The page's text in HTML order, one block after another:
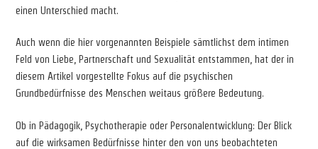
einen Unterschied macht.
Auch wenn die hier vorgenannten Beispiele sämtlichst dem intimen
Feld von Liebe, Partnerschaft und Sexualität entstammen, hat der in
diesem Artikel vorgestellte Fokus auf die psychischen
Grundbedürfnisse des Menschen weitaus größere Bedeutung.
Ob in Pädagogik, Psychotherapie oder Personalentwicklung: Der Blick
auf die wirksamen Bedürfnisse hinter den von uns beobachteten